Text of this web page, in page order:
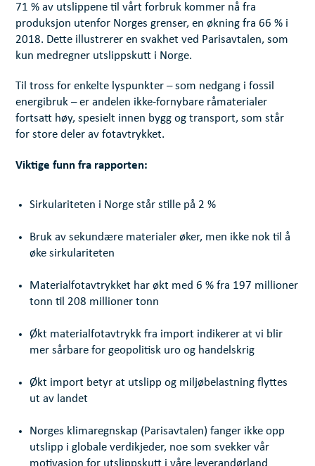
71 % av utslippene til vårt forbruk kommer nå fra
produksjon utenfor Norges grenser, en økning fra 66 % i
2018. Dette illustrerer en svakhet ved Parisavtalen, som
kun medregner utslippskutt i Norge.
Til tross for enkelte lyspunkter – som nedgang i fossil
energibruk – er andelen ikke-fornybare råmaterialer
fortsatt høy, spesielt innen bygg og transport, som står
for store deler av fotavtrykket.
Viktige funn fra rapporten:
Sirkulariteten i Norge står stille på 2 %
Bruk av sekundære materialer øker, men ikke nok til å
øke sirkulariteten
Materialfotavtrykket har økt med 6 % fra 197 millioner
tonn til 208 millioner tonn
Økt materialfotavtrykk fra import indikerer at vi blir
mer sårbare for geopolitisk uro og handelskrig
Økt import betyr at utslipp og miljøbelastning flyttes
ut av landet
Norges klimaregnskap (Parisavtalen) fanger ikke opp
utslipp i globale verdikjeder, noe som svekker vår
motivasjon for utslippskutt i våre leverandørland